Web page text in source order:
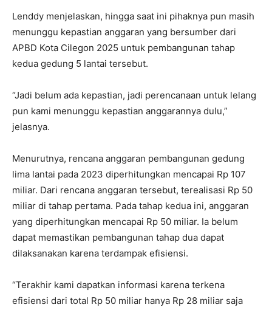
Lenddy menjelaskan, hingga saat ini pihaknya pun masih
menunggu kepastian anggaran yang bersumber dari
APBD Kota Cilegon 2025 untuk pembangunan tahap
kedua gedung 5 lantai tersebut.
“Jadi belum ada kepastian, jadi perencanaan untuk lelang
pun kami menunggu kepastian anggarannya dulu,”
jelasnya.
Menurutnya, rencana anggaran pembangunan gedung
lima lantai pada 2023 diperhitungkan mencapai Rp 107
miliar. Dari rencana anggaran tersebut, terealisasi Rp 50
miliar di tahap pertama. Pada tahap kedua ini, anggaran
yang diperhitungkan mencapai Rp 50 miliar. Ia belum
dapat memastikan pembangunan tahap dua dapat
dilaksanakan karena terdampak efisiensi.
“Terakhir kami dapatkan informasi karena terkena
efisiensi dari total Rp 50 miliar hanya Rp 28 miliar saja